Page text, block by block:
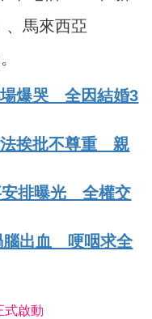
、馬來西亞
爆哭 全因結婚3
法挨批不尊重 親
安排曝光 全權交
腦出血 哽咽求全
式啟動